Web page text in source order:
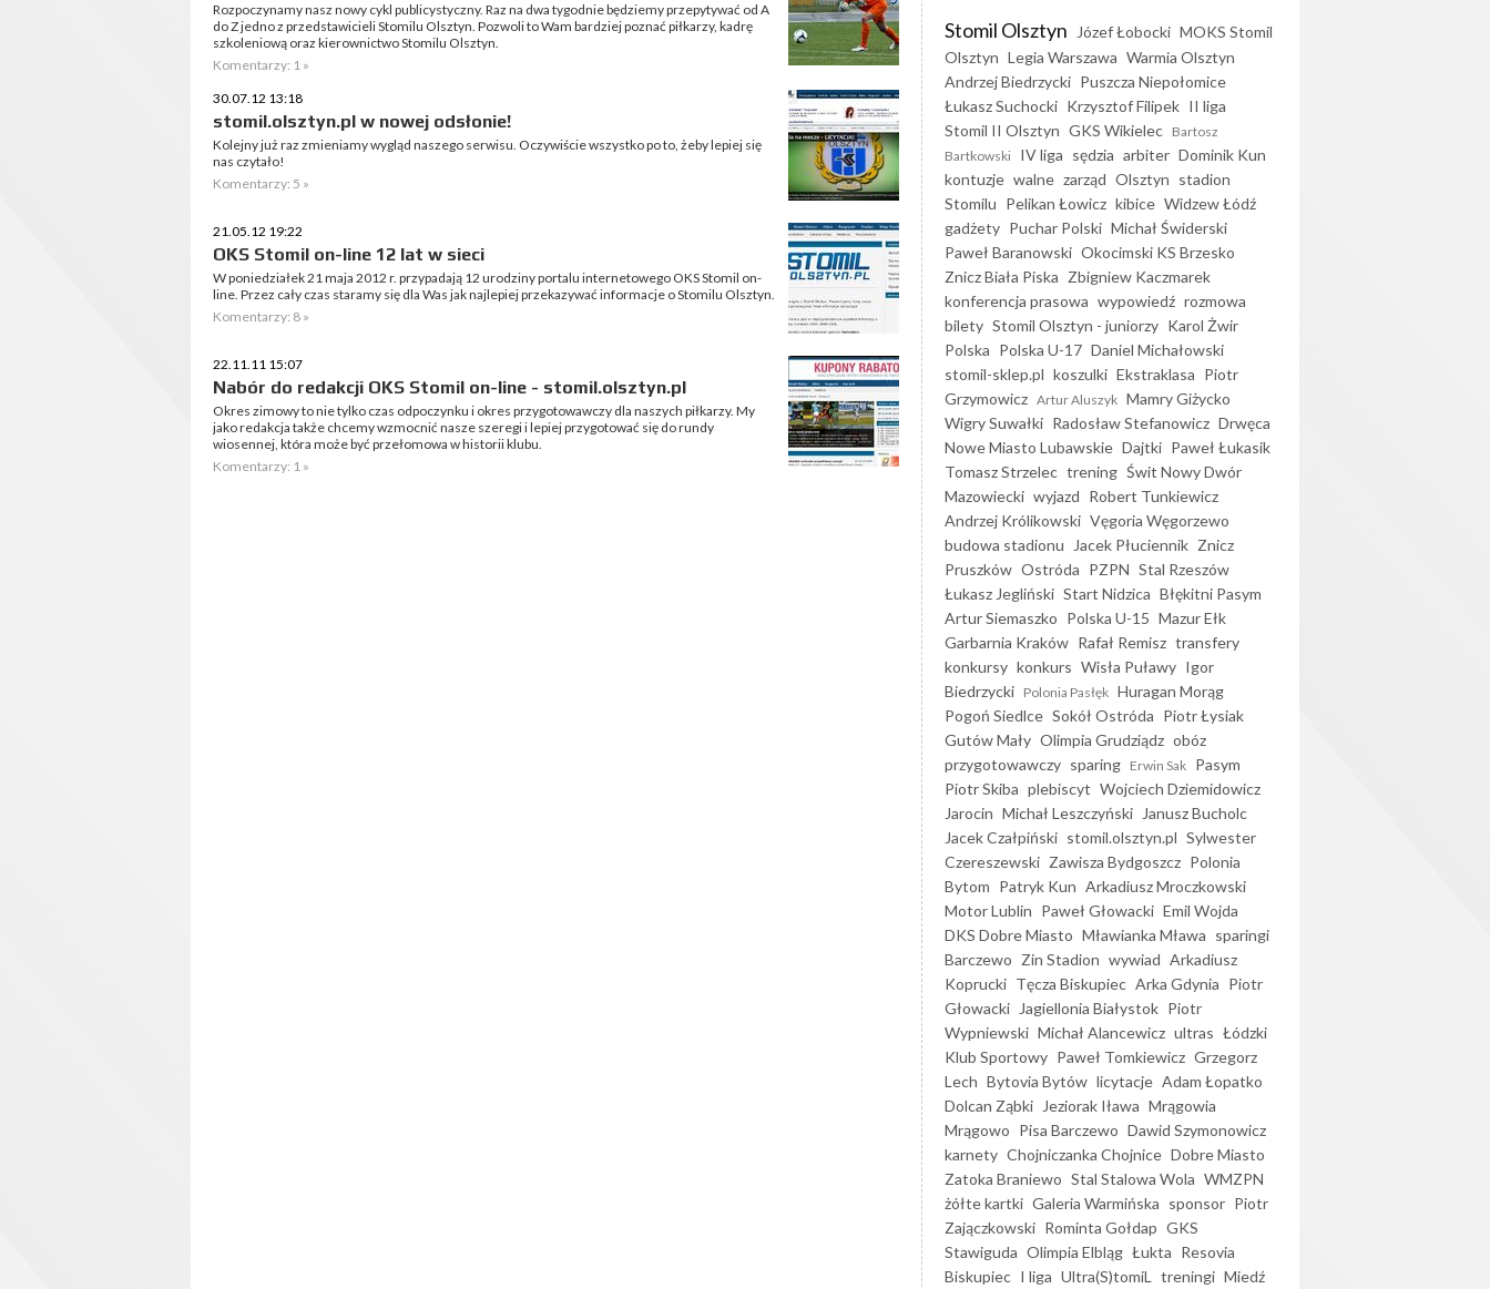
Rozpoczynamy nasz nowy cykl publicystyczny. Raz na dwa tygodnie będziemy przepytywać od A
do Z jedno z przedstawicieli Stomilu Olsztyn. Pozwoli to Wam bardziej poznać piłkarzy, kadrę
szkoleniową oraz kierownictwo Stomilu Olsztyn.
Komentarzy: 1 »
30.07.12 13:18
stomil.olsztyn.pl w nowej odsłonie!
Kolejny już raz zmieniamy wygląd naszego serwisu. Oczywiście wszystko po to, żeby lepiej się
nas czytało!
Komentarzy: 5 »
21.05.12 19:22
OKS Stomil on-line 12 lat w sieci
W poniedziałek 21 maja 2012 r. przypadają 12 urodziny portalu internetowego OKS Stomil on-
line. Przez cały czas staramy się dla Was jak najlepiej przekazywać informacje o Stomilu Olsztyn.
Komentarzy: 8 »
22.11.11 15:07
Nabór do redakcji OKS Stomil on-line - stomil.olsztyn.pl
Okres zimowy to nie tylko czas odpoczynku i okres przygotowawczy dla naszych piłkarzy. My
jako redakcja także chcemy wzmocnić nasze szeregi i lepiej przygotować się do rundy
wiosennej, która może być przełomowa w historii klubu.
Komentarzy: 1 »
Stomil Olsztyn Józef Łobocki MOKS Stomil
Olsztyn Legia Warszawa Warmia Olsztyn
Andrzej Biedrzycki Puszcza Niepołomice
Łukasz Suchocki Krzysztof Filipek II liga
Stomil II Olsztyn GKS Wikielec Bartosz
Bartkowski IV liga sędzia arbiter Dominik Kun
kontuzje walne zarząd Olsztyn stadion
Stomilu Pelikan Łowicz kibice Widzew Łódź
gadżety Puchar Polski Michał Świderski
Paweł Baranowski Okocimski KS Brzesko
Znicz Biała Piska Zbigniew Kaczmarek
konferencja prasowa wypowiedź rozmowa
bilety Stomil Olsztyn - juniorzy Karol Żwir
Polska Polska U-17 Daniel Michałowski
stomil-sklep.pl koszulki Ekstraklasa Piotr
Grzymowicz Artur Aluszyk Mamry Giżycko
Wigry Suwałki Radosław Stefanowicz Drwęca
Nowe Miasto Lubawskie Dajtki Paweł Łukasik
Tomasz Strzelec trening Świt Nowy Dwór
Mazowiecki wyjazd Robert Tunkiewicz
Andrzej Królikowski Vęgoria Węgorzewo
budowa stadionu
Jacek Płuciennik Znicz
Pruszków Ostróda PZPN Stal Rzeszów
Łukasz Jegliński Start Nidzica Błękitni Pasym
Artur Siemaszko Polska U-15 Mazur Ełk
Garbarnia Kraków Rafał Remisz transfery
konkursy konkurs Wisła Puławy Igor
Biedrzycki Polonia Pasłęk Huragan Morąg
Pogoń Siedlce Sokół Ostróda Piotr Łysiak
Gutów Mały Olimpia Grudziądz obóz
przygotowawczy sparing Erwin Sak Pasym
Piotr Skiba plebiscyt Wojciech Dziemidowicz
Jarocin Michał Leszczyński
Janusz Bucholc
Jacek Czałpiński stomil.olsztyn.pl Sylwester
Czereszewski Zawisza Bydgoszcz Polonia
Bytom Patryk Kun Arkadiusz Mroczkowski
Motor Lublin Paweł Głowacki Emil Wojda
DKS Dobre Miasto Mławianka Mława sparingi
Barczewo Zin Stadion wywiad Arkadiusz
Koprucki Tęcza Biskupiec Arka Gdynia Piotr
Głowacki
Jagiellonia Białystok Piotr
Wypniewski Michał Alancewicz ultras Łódzki
Klub Sportowy Paweł Tomkiewicz Grzegorz
Lech Bytovia Bytów licytacje Adam Łopatko
Dolcan Ząbki
Jeziorak Iława Mrągowia
Mrągowo Pisa Barczewo Dawid Szymonowicz
karnety Chojniczanka Chojnice Dobre Miasto
Zatoka Braniewo Stal Stalowa Wola WMZPN
żółte kartki Galeria Warmińska sponsor Piotr
Zajączkowski Rominta Gołdap GKS
Stawiguda Olimpia Elbląg Łukta Resovia
Biskupiec I liga Ultra(S)tomiL treningi Miedź